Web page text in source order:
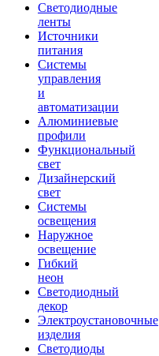
Светодиодные
ленты
Источники
питания
Системы
управления
и
автоматизации
Алюминиевые
профили
Функциональный
свет
Дизайнерский
свет
Системы
освещения
Наружное
освещение
Гибкий
неон
Светодиодный
декор
Электроустановочные
изделия
Светодиоды